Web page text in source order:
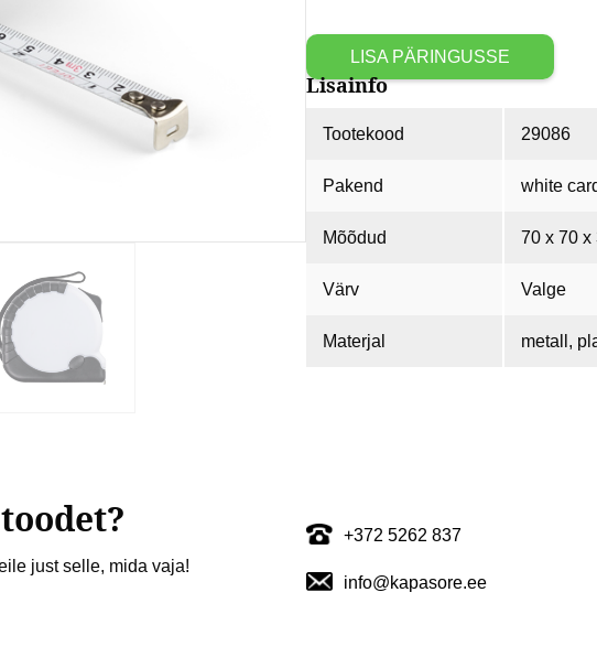
m
kogus
LISA PÄRINGUSSE
Lisainfo
Tootekood 29086
Pakend white
Mõõdud 70 x 70 x
Värv Valge
Materjal metall,
just selle, mida vaja!
+372 5262 837
info@kapasore.ee